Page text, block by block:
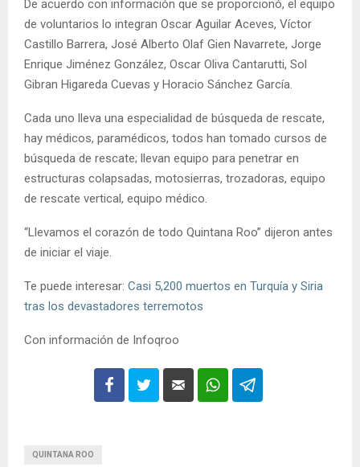
De acuerdo con información que se proporcionó, el equipo
de voluntarios lo integran Oscar Aguilar Aceves, Víctor
Castillo Barrera, José Alberto Olaf Gien Navarrete, Jorge
Enrique Jiménez González, Oscar Oliva Cantarutti, Sol
Gibran Higareda Cuevas y Horacio Sánchez García.
Cada uno lleva una especialidad de búsqueda de rescate,
hay médicos, paramédicos, todos han tomado cursos de
búsqueda de rescate; llevan equipo para penetrar en
estructuras colapsadas, motosierras, trozadoras, equipo
de rescate vertical, equipo médico.
“Llevamos el corazón de todo Quintana Roo” dijeron antes
de iniciar el viaje.
Te puede interesar: Casi 5,200 muertos en Turquía y Siria
tras los devastadores terremotos
Con información de Infoqroo
QUINTANA ROO